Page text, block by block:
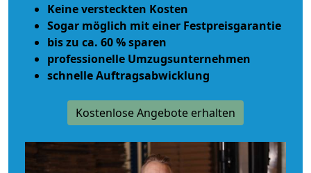
Keine versteckten Kosten
Sogar möglich mit einer Festpreisgarantie
bis zu ca. 60 % sparen
professionelle Umzugsunternehmen
schnelle Auftragsabwicklung
Kostenlose Angebote erhalten